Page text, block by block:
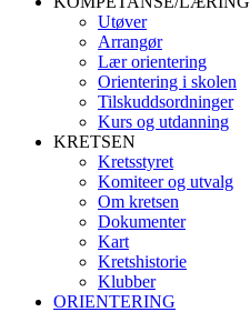
Utøver
Arrangør
Lær orientering
Orientering i skolen
Tilskuddsordninger
Kurs og utdanning
KRETSEN
Kretsstyret
Komiteer og utvalg
Om kretsen
Dokumenter
Kart
Kretshistorie
Klubber
ORIENTERING